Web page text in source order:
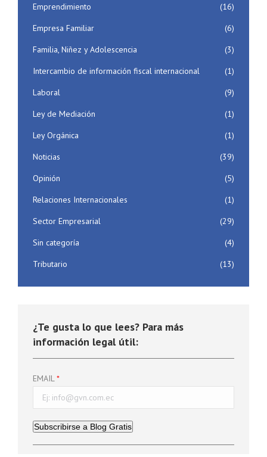
Emprendimiento
(16)
Empresa Familiar
(6)
Familia, Niñez y Adolescencia
(3)
Intercambio de información fiscal internacional
(1)
Laboral
(9)
Ley de Mediación
(1)
Ley Orgánica
(1)
Noticias
(39)
Opinión
(5)
Relaciones Internacionales
(1)
Sector Empresarial
(29)
Sin categoría
(4)
Tributario
(13)
¿Te gusta lo que lees? Para más
información legal útil:
EMAIL
Subscribirse a Blog Gratis